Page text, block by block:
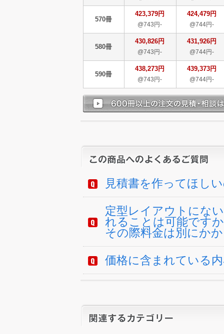
570冊
423,379円
@743円-
424,479円
@744円-
580冊
430,826円
@743円-
431,926円
@744円-
590冊
438,273円
@743円-
439,373円
@744円-
見積書を作ってほし
定型レイアウトにな
れることは可能です
その際料金は別にか
価格に含まれている